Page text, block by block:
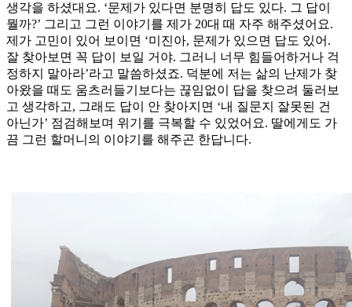
생각을 하셨대요. ‘문제가 있다면 분명히 답도 있다. 그 답이
뭘까?’ 그리고 그런 이야기를 제가 20대 때 자주 해주셨어요.
제가 고민이 있어 보이면 ‘미진아, 문제가 있으면 답도 있어.
잘 찾아보면 꼭 답이 보일 거야. 그러니 너무 힘들어하거나 걱
정하지 말아라’라고 말씀하셨죠. 덕분에 저는 삶의 난제가 찾
아왔을 때도 움츠러들기보다는 끊임없이 답을 찾으려 둘러보
고 생각하고, 그래도 답이 안 찾아지면 ‘내 질문지 잘못된 건
아닌가’ 점검해보며 위기를 극복할 수 있었어요. 딸에게도 가
끔 그런 할머니의 이야기를 해주곤 한답니다.